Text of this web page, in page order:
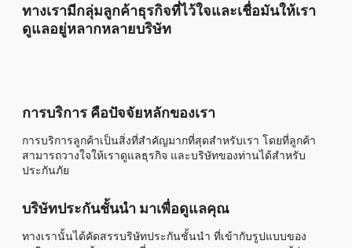
ทางเรามีกลุ่มลูกค้าธุรกิจที่ไว้ใจและเชื่อมันให้เรา
ดูแลอยู่หลากหลายบริษัท
การบริการ คือปัจจัยหลักของเรา
การบริการลูกค้าเป็นสิ่งที่สำคัญมากที่สุดสำหรับเรา โดยที่ลูกค้า
สามารถวางใจให้เราดูแลธุรกิจ และบริษัทของท่านได้สำหรับ
ประกันภัย
บริษัทประกันชั้นนำ มาเพื่อดูแลคุณ
ทางเรานั้นได้คัดสรรบริษัทประกันชั้นนำ ที่เข้ากับรูปแบบของ